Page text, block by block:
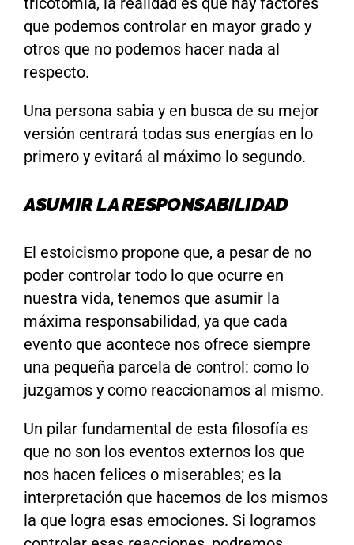
que podemos controlar en mayor grado y
otros que no podemos hacer nada al
respecto.
Una persona sabia y en busca de su mejor
versión centrará todas sus energías en lo
primero y evitará al máximo lo segundo.
ASUMIR LA RESPONSABILIDAD
El estoicismo propone que, a pesar de no
poder controlar todo lo que ocurre en
nuestra vida, tenemos que asumir la
máxima responsabilidad, ya que cada
evento que acontece nos ofrece siempre
una pequeña parcela de control: como lo
juzgamos y como reaccionamos al mismo.
Un pilar fundamental de esta filosofía es
que no son los eventos externos los que
nos hacen felices o miserables; es la
interpretación que hacemos de los mismos
la que logra esas emociones. Si logramos